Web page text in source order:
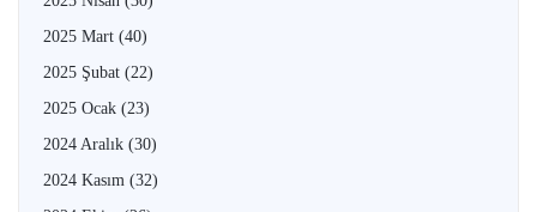
2025 Mart (40)
2025 Şubat (22)
2025 Ocak (23)
2024 Aralık (30)
2024 Kasım (32)